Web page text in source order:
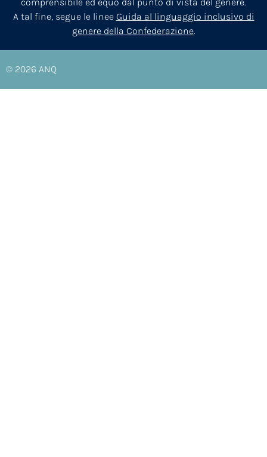
A tal fine, segue le linee Guida al linguaggio inclusivo di
genere della Confederazione.
© 2026 ANQ